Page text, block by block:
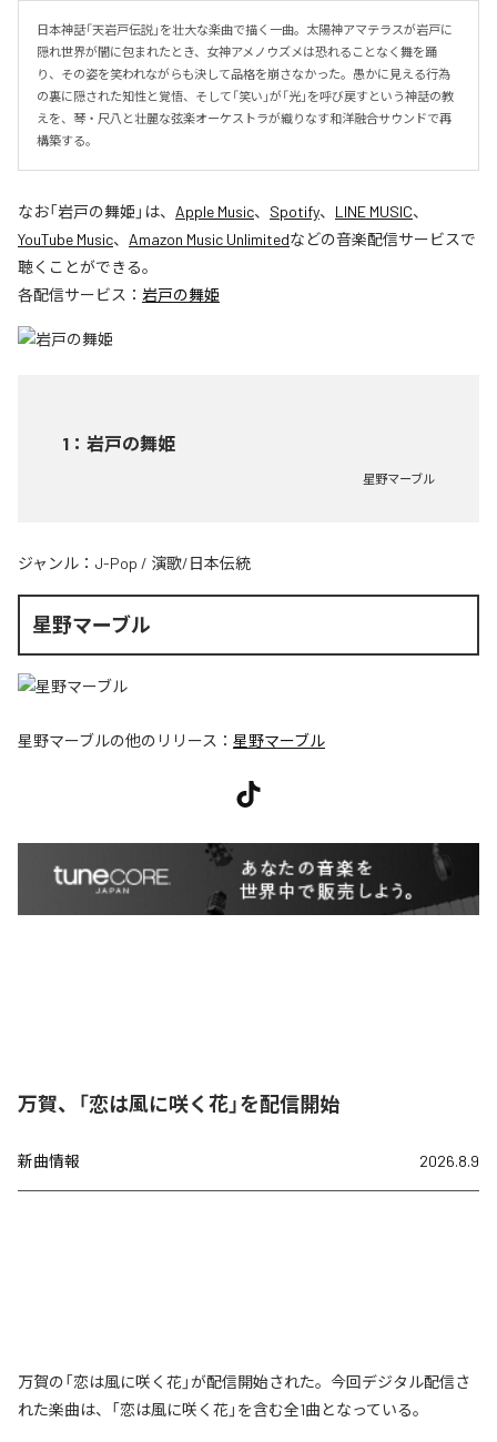
日本神話「天岩戸伝説」を壮大な楽曲で描く一曲。太陽神アマテラスが岩戸に
隠れ世界が闇に包まれたとき、女神アメノウズメは恐れることなく舞を踊
り、その姿を笑われながらも決して品格を崩さなかった。愚かに見える行為
の裏に隠された知性と覚悟、そして「笑い」が「光」を呼び戻すという神話の教
えを、琴・尺八と壮麗な弦楽オーケストラが織りなす和洋融合サウンドで再
構築する。
なお「岩戸の舞姫 」は、 Apple Music、 Spotify、 LINE MUSIC、
YouTube Music、 Amazon Music Unlimitedなどの音楽配信サービスで
聴くことができる。
各配信サービス： 岩戸の舞姫
1 ： 岩戸の舞姫
星野マーブル
ジャンル： J-Pop / 演歌/日本伝統
星野マーブル
星野マーブルの他のリリース： 星野マーブル
万賀、「恋は風に咲く花」を配信開始
新曲情報 2026.8.9
万賀の「恋は風に咲く花」が配信開始された。今回デジタル配信さ
れた楽曲は、「恋は風に咲く花」を含む全1曲となっている。